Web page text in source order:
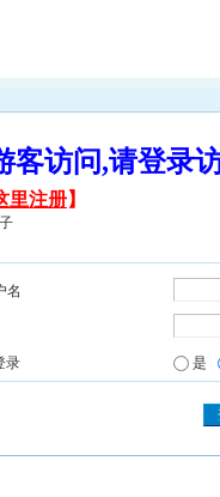
客访问,请登
里注册】
名
录 是